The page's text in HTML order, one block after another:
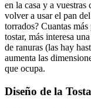
en la casa y a
volver a usar el pan
torrados? Cuantas
tostar, más interesa
de ranuras (las hay
aumenta las
que ocupa.
Diseño de la